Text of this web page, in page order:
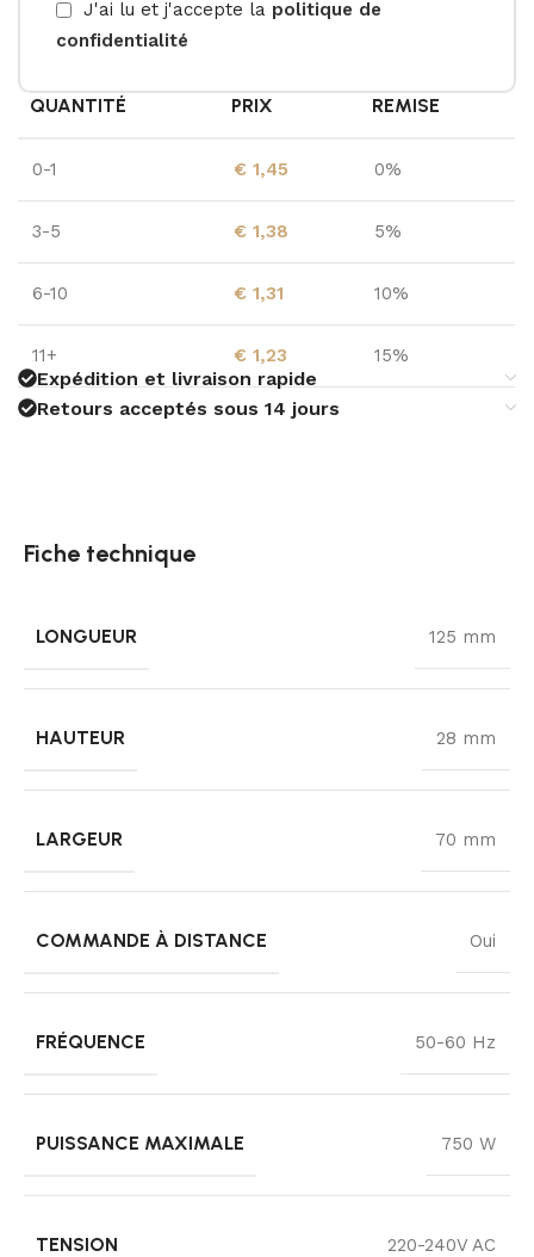
J'ai lu et j'accepte la politique de
confidentialité
QUANTITÉ PRIX REMISE
0-1 € 1,45 0%
3-5 € 1,38 5%
6-10 € 1,31 10%
11+ € 1,23 15%
Expédition et livraison rapide
Retours acceptés sous 14 jours
Fiche technique
LONGUEUR 125 mm
HAUTEUR 28 mm
LARGEUR 70 mm
COMMANDE À DISTANCE Oui
FRÉQUENCE 50-60 Hz
PUISSANCE MAXIMALE 750 W
TENSION 220-240V AC